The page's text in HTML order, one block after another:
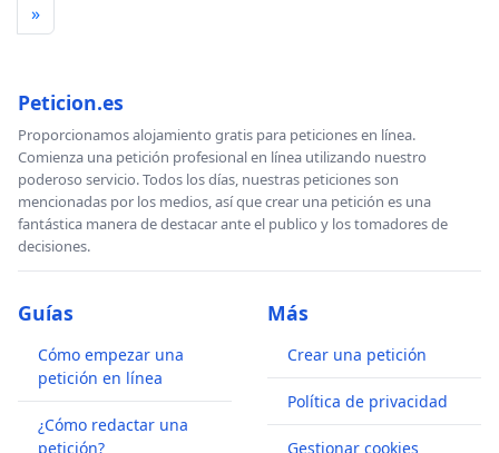
»
Peticion.es
Proporcionamos alojamiento gratis para peticiones en línea.
Comienza una petición profesional en línea utilizando nuestro
poderoso servicio. Todos los días, nuestras peticiones son
mencionadas por los medios, así que crear una petición es una
fantástica manera de destacar ante el publico y los tomadores de
decisiones.
Guías
Cómo empezar una
petición en línea
¿Cómo redactar una
petición?
Más
Crear una petición
Política de privacidad
Gestionar cookies